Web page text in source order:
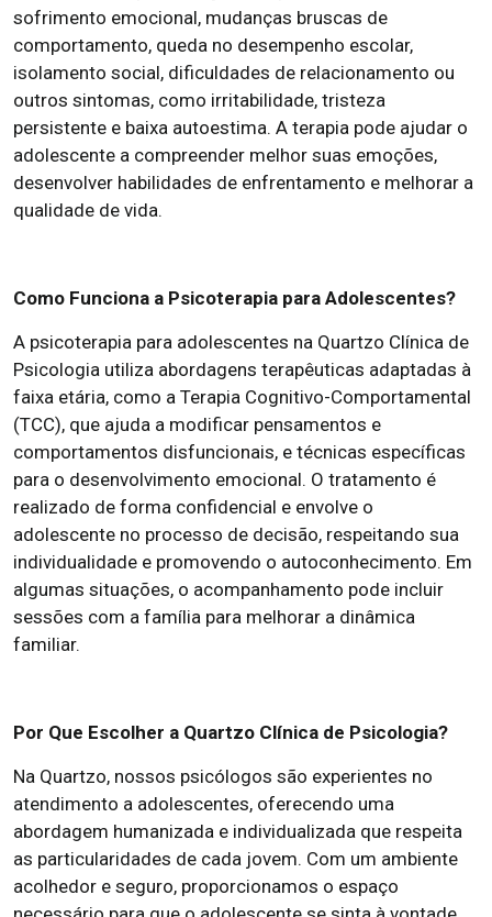
sofrimento emocional, mudanças bruscas de
comportamento, queda no desempenho escolar,
isolamento social, dificuldades de relacionamento ou
outros sintomas, como irritabilidade, tristeza
persistente e baixa autoestima. A terapia pode ajudar o
adolescente a compreender melhor suas emoções,
desenvolver habilidades de enfrentamento e melhorar a
qualidade de vida.
Como Funciona a Psicoterapia para Adolescentes?
A psicoterapia para adolescentes na Quartzo Clínica de
Psicologia utiliza abordagens terapêuticas adaptadas à
faixa etária, como a Terapia Cognitivo-Comportamental
(TCC), que ajuda a modificar pensamentos e
comportamentos disfuncionais, e técnicas específicas
para o desenvolvimento emocional. O tratamento é
realizado de forma confidencial e envolve o
adolescente no processo de decisão, respeitando sua
individualidade e promovendo o autoconhecimento. Em
algumas situações, o acompanhamento pode incluir
sessões com a família para melhorar a dinâmica
familiar.
Por Que Escolher a Quartzo Clínica de Psicologia?
Na Quartzo, nossos psicólogos são experientes no
atendimento a adolescentes, oferecendo uma
abordagem humanizada e individualizada que respeita
as particularidades de cada jovem. Com um ambiente
acolhedor e seguro, proporcionamos o espaço